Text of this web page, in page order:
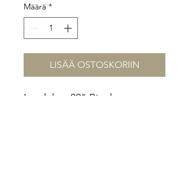
Määrä *
LISÄÄ OSTOSKORIIN
Laadukas 22" Rinehart.